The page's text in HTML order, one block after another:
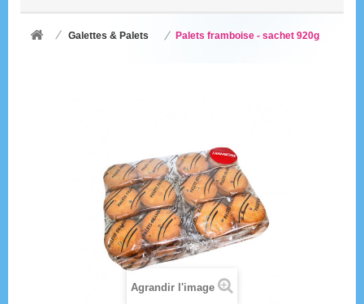
Galettes & Palets Palets framboise - sachet 920g
Agrandir l'image